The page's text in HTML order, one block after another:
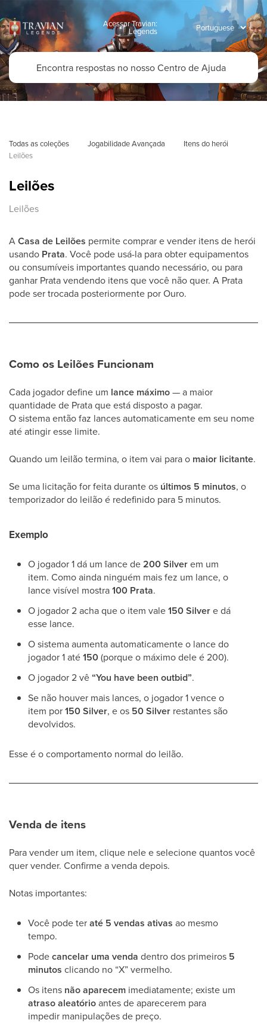
Acessar Travian:
Legends
Todas as coleções Jogabilidade Avançada
Itens do herói
Leilões
Leilões
Leilões
ACasa de Leilões permite comprar e vender itens de herói
usando Prata. Você pode usá-la para obter equipamentos
ou consumíveis importantes quando necessário, ou para
ganhar Prata vendendo itens que você não quer. A Prata
pode ser trocada posteriormente por Ouro.
Como os Leilões Funcionam
Cada jogador define um lance máximo— a maior
quantidade de Prata que está disposto a pagar.
O sistema então faz lances automaticamente em seu nome
até atingir esse limite.
Quando um leilão termina, o item vai para o maior licitante.
Se uma licitação for feita durante os últimos 5 minutos, o
temporizador do leilão é redefinido para 5 minutos.
Exemplo
O jogador 1 dá um lance de200 Silverem um
item. Como ainda ninguém mais fez um lance, o
lance visível mostra100 Prata.
O jogador 2 acha que o item vale150 Silvere dá
esse lance.
O sistema aumenta automaticamente o lance do
jogador 1 até150(porque o máximo dele é 200).
O jogador 2 vê“You have been outbid”.
Se não houver mais lances, o jogador 1 vence o
item por150 Silver, e os 50 Silver restantes são
devolvidos.
Esse é o comportamento normal do leilão.
Venda de itens
Para vender um item, clique nele e selecione quantos você
quer vender. Confirme a venda depois.
Notas importantes:
Você pode teraté 5 vendas ativas ao mesmo
tempo.
Podecancelar uma venda dentro dos primeiros 5
minutos clicando no “X” vermelho.
Os itens não aparecem imediatamente; existe um
atraso aleatórioantes de aparecerem para
impedir manipulações de preço.